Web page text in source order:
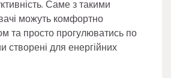
Саме з такими
можуть комфортно
та просто прогулюватись по
створені для енергійних